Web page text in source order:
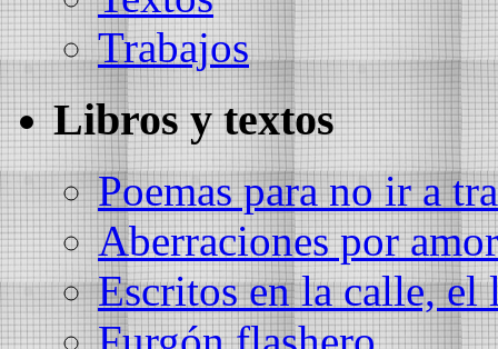
Trabajos
Libros y textos
Poemas para no ir a
Aberraciones por amor
Escritos en la calle, el